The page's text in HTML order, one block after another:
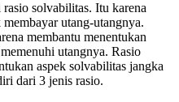
solvabilitas. Itu karena
utang-utangnya.
membantu menentukan
utangnya. Rasio
aspek solvabilitas jangka
dari 3 jenis rasio.